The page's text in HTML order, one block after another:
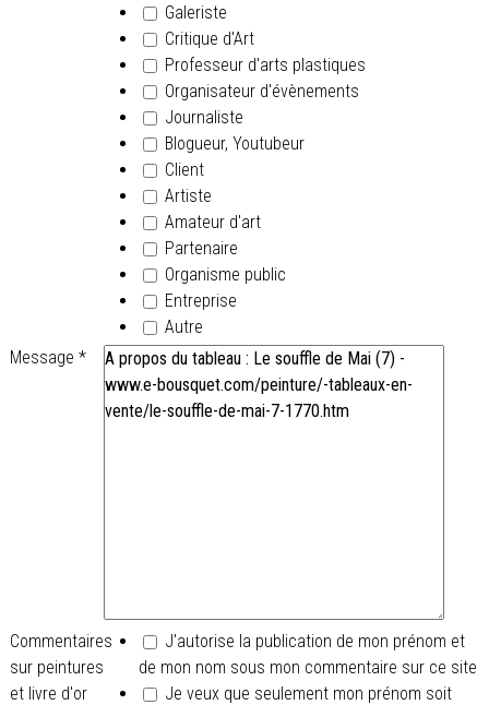
Galeriste
Critique d'Art
Professeur d'arts plastiques
Organisateur d'évènements
Journaliste
Blogueur, Youtubeur
Client
Artiste
Amateur d'art
Partenaire
Organisme public
Entreprise
Autre
Message *
Commentaires
sur peintures
et livre d'or
J'autorise la publication de mon prénom et
de mon nom sous mon commentaire sur ce site
Je veux que seulement mon prénom soit